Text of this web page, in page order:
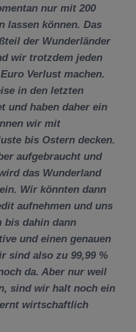
nur mit 200
lassen können. Das
der Wunderländer
wir trotzdem jeden
Verlust machen.
in den letzten
und haben daher ein
wir mit
bis Ostern decken.
aufgebraucht und
das Wunderland
Wir könnten dann
aufnehmen und uns
bis dahin dann
und einen genauen
sind also zu 99,99 %
da. Aber nur weil
sind wir halt noch ein
wirtschaftlich